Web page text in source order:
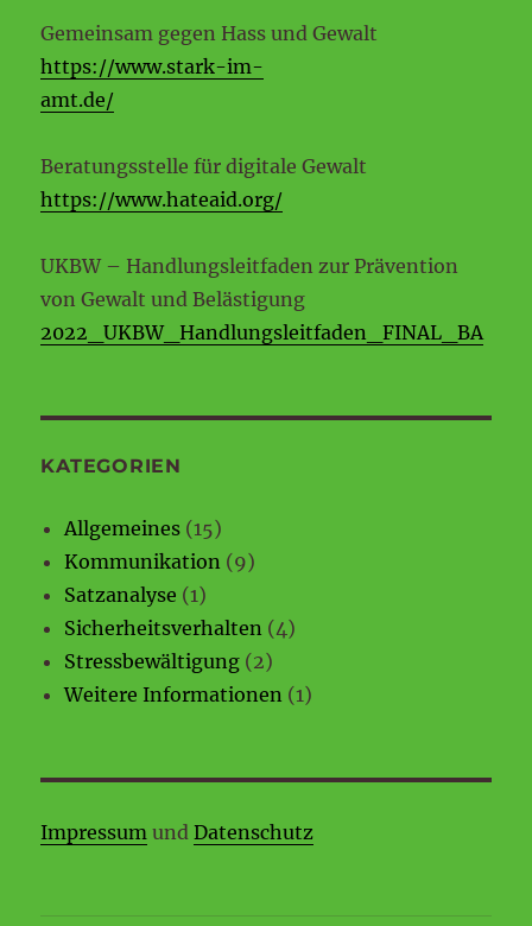
Gemeinsam gegen Hass und Gewalt
https://www.stark-im-
amt.de/
Beratungsstelle für digitale Gewalt
https://www.hateaid.org/
UKBW – Handlungsleitfaden zur Prävention
von Gewalt und Belästigung
2022_UKBW_Handlungsleitfaden_FINAL_BA
KATEGORIEN
Allgemeines (15)
Kommunikation (9)
Satzanalyse (1)
Sicherheitsverhalten (4)
Stressbewältigung (2)
Weitere Informationen (1)
Impressum undDatenschutz